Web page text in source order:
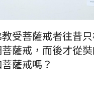
受菩薩戒者往昔
薩戒，而後才從
薩戒嗎？